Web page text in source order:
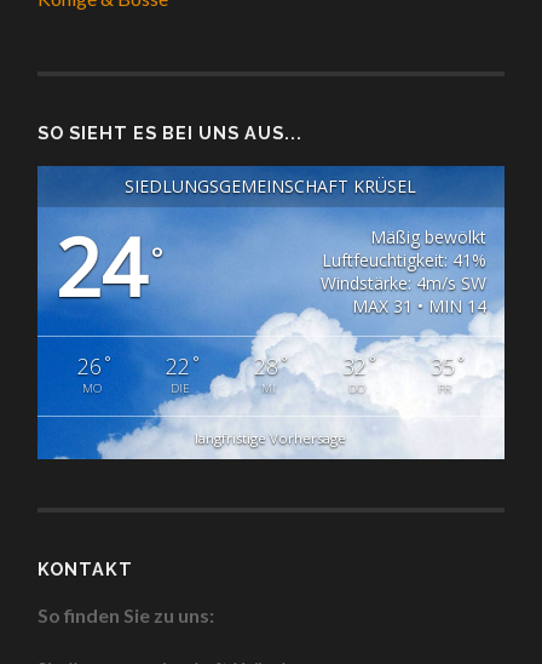
SO SIEHT ES BEI UNS AUS...
SIEDLUNGSGEMEINSCHAFT KRÜSEL
24°
Mäßig bewölkt
Luftfeuchtigkeit: 41%
Windstärke: 4m/s SW
MAX 31 • MIN 14
26°
MO
22 °
DIE
28°
MI
32°
DO
35°
FR
langfristige Vorhersage
KONTAKT
So finden Sie zu uns: